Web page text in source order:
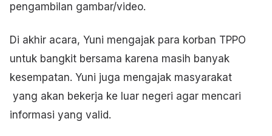
pengambilan gambar/video.
Di akhir acara, Yuni mengajak para korban TPPO
untuk bangkit bersama karena masih banyak
kesempatan. Yuni juga mengajak masyarakat
yang akan bekerja ke luar negeri agar mencari
informasi yang valid.